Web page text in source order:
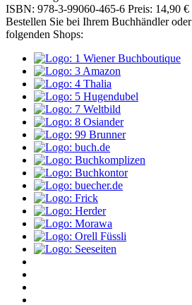
ISBN: 978-3-99060-465-6 Preis: 14,90 €
Bestellen Sie bei Ihrem Buchhändler
folgenden Shops: